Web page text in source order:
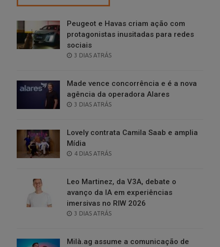
Peugeot e Havas criam ação com
protagonistas inusitadas para redes
sociais
POSTED
3 DIAS ATRÁS
Made vence concorrência e é a nova
agência da operadora Alares
POSTED
3 DIAS ATRÁS
Lovely contrata Camila Saab e amplia
Mídia
POSTED
4 DIAS ATRÁS
Leo Martinez, da V3A, debate o
avanço da IA em experiências
imersivas no RIW 2026
POSTED
3 DIAS ATRÁS
Milà.ag assume a comunicação de